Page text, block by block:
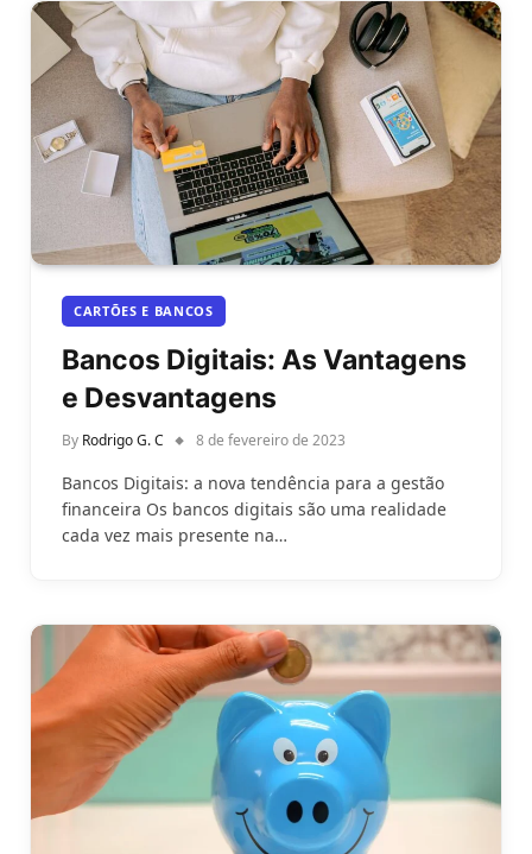
CARTÕES E BANCOS
Bancos Digitais: As Vantagens
e Desvantagens
By Rodrigo G. C 8 de fevereiro de 2023
Bancos Digitais: a nova tendência para a gestão
financeira Os bancos digitais são uma realidade
cada vez mais presente na…